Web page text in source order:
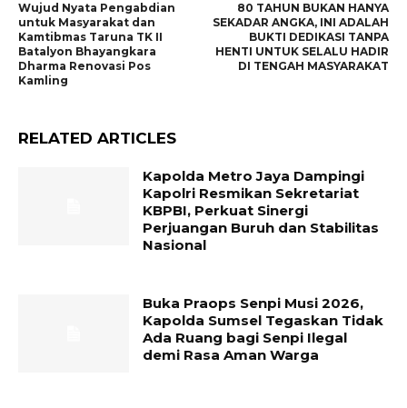
Wujud Nyata Pengabdian
untuk Masyarakat dan
Kamtibmas Taruna TK II
Batalyon Bhayangkara
Dharma Renovasi Pos
Kamling
80 TAHUN BUKAN HANYA
SEKADAR ANGKA, INI ADALAH
BUKTI DEDIKASI TANPA
HENTI UNTUK SELALU HADIR
DI TENGAH MASYARAKAT
RELATED ARTICLES
Kapolda Metro Jaya Dampingi
Kapolri Resmikan Sekretariat
KBPBI, Perkuat Sinergi
Perjuangan Buruh dan Stabilitas
Nasional
Buka Praops Senpi Musi 2026,
Kapolda Sumsel Tegaskan Tidak
Ada Ruang bagi Senpi Ilegal
demi Rasa Aman Warga